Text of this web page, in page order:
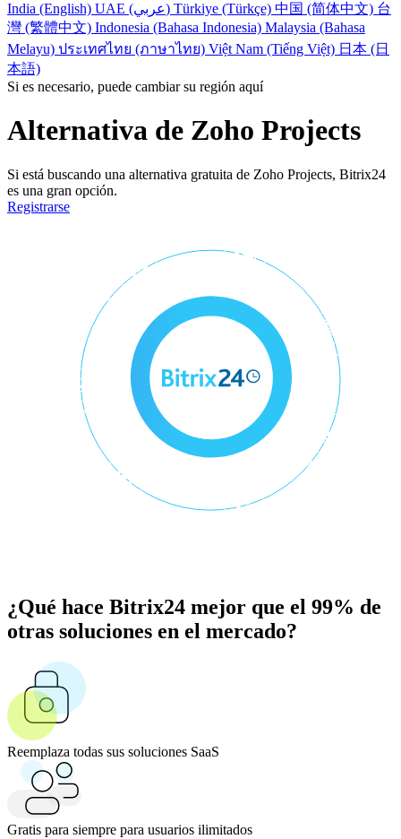
India (English)
UAE (عربي) Türkiye (Türkçe) 中国 (简体中文) 台
灣 (繁體中文) Indonesia (Bahasa Indonesia) Malaysia (Bahasa
Melayu) ประเทศไทย (ภาษาไทย) Việt Nam (Tiếng Việt) 日本 (日
本語)
Si es necesario, puede cambiar su región aquí
Alternativa de Zoho Projects
Si está buscando una alternativa gratuita de Zoho Projects, Bitrix24
es una gran opción.
Registrarse
¿Qué hace Bitrix24 mejor que el 99% de
otras soluciones en el mercado?
Reemplaza todas sus soluciones SaaS
Gratis para siempre para usuarios ilimitados